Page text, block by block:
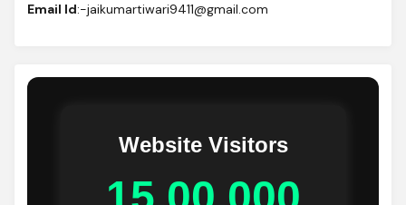
Email Id:-jaikumartiwari9411@gmail.com